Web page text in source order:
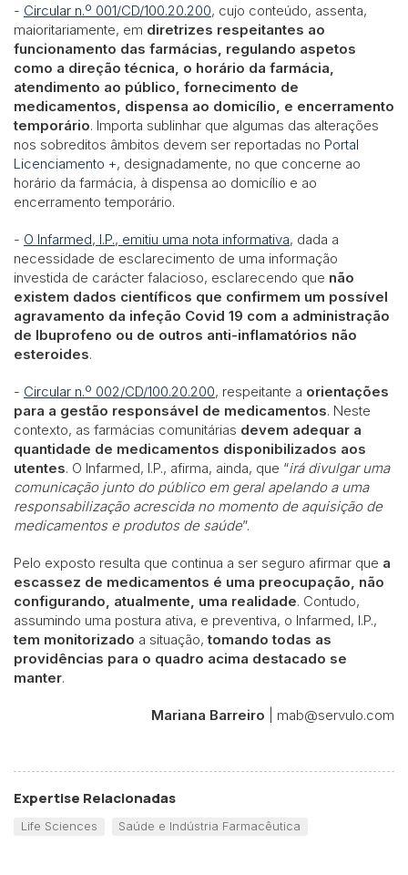
- Circular n.º 001/CD/100.20.200, cujo conteúdo, assenta,
maioritariamente, em diretrizes respeitantes ao
funcionamento das farmácias, regulando aspetos
como a direção técnica, o horário da farmácia,
atendimento ao público, fornecimento de
medicamentos, dispensa ao domicílio, e encerramento
temporário. Importa sublinhar que algumas das alterações
nos sobreditos âmbitos devem ser reportadas no Portal
Licenciamento +, designadamente, no que concerne ao
horário da farmácia, à dispensa ao domicílio e ao
encerramento temporário.
- O Infarmed, I.P., emitiu uma nota informativa, dada a
necessidade de esclarecimento de uma informação
investida de carácter falacioso, esclarecendo que não
existem dados científicos que confirmem um possível
agravamento da infeção Covid 19 com a administração
de Ibuprofeno ou de outros anti-inflamatórios não
esteroides.
- Circular n.º 002/CD/100.20.200, respeitante a orientações
para a gestão responsável de medicamentos. Neste
contexto, as farmácias comunitárias devem adequar a
quantidade de medicamentos disponibilizados aos
utentes. O Infarmed, I.P., afirma, ainda, que “irá divulgar uma
comunicação junto do público em geral apelando a uma
responsabilização acrescida no momento de aquisição de
medicamentos e produtos de saúde”.
Pelo exposto resulta que continua a ser seguro afirmar que a
escassez de medicamentos é uma preocupação, não
configurando, atualmente, uma realidade. Contudo,
assumindo uma postura ativa, e preventiva, o Infarmed, I.P.,
tem monitorizado a situação,tomando todas as
providências para o quadro acima destacado se
manter.
Mariana Barreiro | mab@servulo.com
Expertise Relacionadas
Life Sciences Saúde e Indústria Farmacêutica